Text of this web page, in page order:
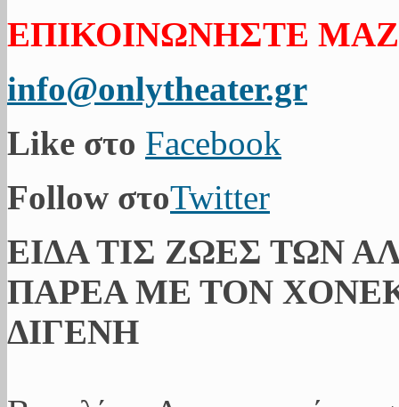
ΕΠΙΚΟΙΝΩΝΗΣΤΕ
info@onlytheater.gr
Like στο Facebook
Follow στοTwitter
ΕΙΔΑ ΤΙΣ ΖΩΕΣ ΤΩΝ
ΠΑΡΕΑ ΜΕ ΤΟΝ
ΔΙΓΕΝΗ